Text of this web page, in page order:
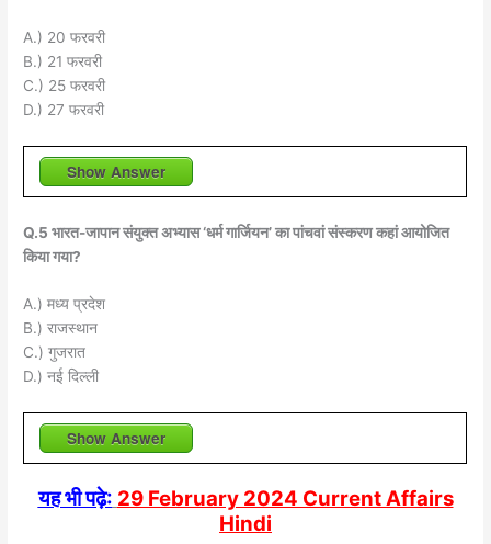
A.) 20 फरवरी
B.) 21 फरवरी
C.) 25 फरवरी
D.) 27 फरवरी
Show Answer
Q.5 भारत-जापान संयुक्त अभ्यास ‘धर्म गार्जियन’ का पांचवां संस्करण कहां आयोजित
किया गया?
A.) मध्य प्रदेश
B.) राजस्थान
C.) गुजरात
D.) नई दिल्ली
Show Answer
यह भी पढ़े: 29 February 2024 Current Affairs
Hindi